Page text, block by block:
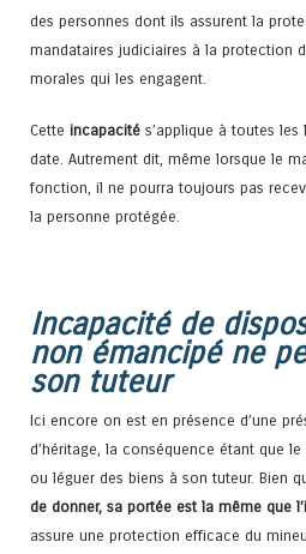
des personnes dont ils assurent la
mandataires judiciaires à la protection
morales qui les engagent.
Cette incapacité s’applique à toutes
date. Autrement dit, même lorsque le
fonction, il ne pourra toujours pas
la personne protégée.
Incapacité de
non émancipé ne
son tuteur
Ici encore on est en présence d’une
d’héritage, la conséquence étant que
ou léguer des biens à son tuteur. Bien
de donner, sa portée est la même que
assure une protection efficace du